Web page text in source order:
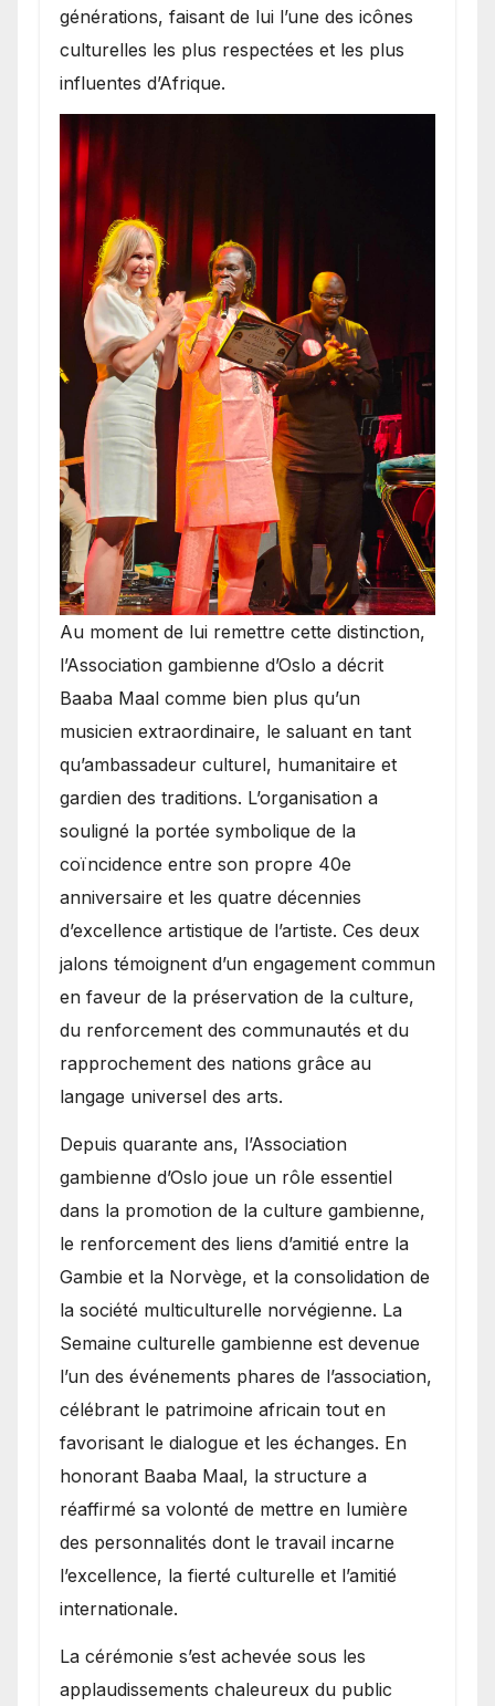
générations, faisant de lui l’une des icônes
culturelles les plus respectées et les plus
influentes d’Afrique.
​Au moment de lui remettre cette distinction,
l’Association gambienne d’Oslo a décrit
Baaba Maal comme bien plus qu’un
musicien extraordinaire, le saluant en tant
qu’ambassadeur culturel, humanitaire et
gardien des traditions. L’organisation a
souligné la portée symbolique de la
coïncidence entre son propre 40e
anniversaire et les quatre décennies
d’excellence artistique de l’artiste. Ces deux
jalons témoignent d’un engagement commun
en faveur de la préservation de la culture,
du renforcement des communautés et du
rapprochement des nations grâce au
langage universel des arts.
​Depuis quarante ans, l’Association
gambienne d’Oslo joue un rôle essentiel
dans la promotion de la culture gambienne,
le renforcement des liens d’amitié entre la
Gambie et la Norvège, et la consolidation de
la société multiculturelle norvégienne. La
Semaine culturelle gambienne est devenue
l’un des événements phares de l’association,
célébrant le patrimoine africain tout en
favorisant le dialogue et les échanges. En
honorant Baaba Maal, la structure a
réaffirmé sa volonté de mettre en lumière
des personnalités dont le travail incarne
l’excellence, la fierté culturelle et l’amitié
internationale.
​La cérémonie s’est achevée sous les
applaudissements chaleureux du public